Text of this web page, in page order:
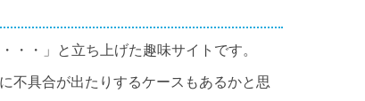
・・」と立ち上げた趣味サイトです。
不具合が出たりするケースもあるかと思